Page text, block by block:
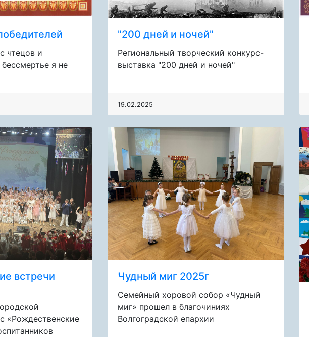
чтецов и
я не
"200 дней и ночей"
Региональный творческий конкурс-
выставка "200 дней и ночей"
19.02.2025
встречи
«Рождественские
Чудный миг 2025г
Семейный хоровой собор «Чудный
миг» прошел в благочиниях
Волгоградской епархии